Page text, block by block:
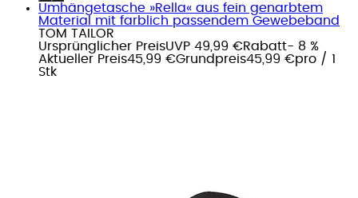
Umhängetasche »Rella« aus fein genarbtem
Material mit farblich passendem Gewebeband
TOM TAILOR
Ursprünglicher PreisUVP 49,99 €Rabatt- 8 %
Aktueller Preis45,99 €Grundpreis45,99 €pro / 1
Stk